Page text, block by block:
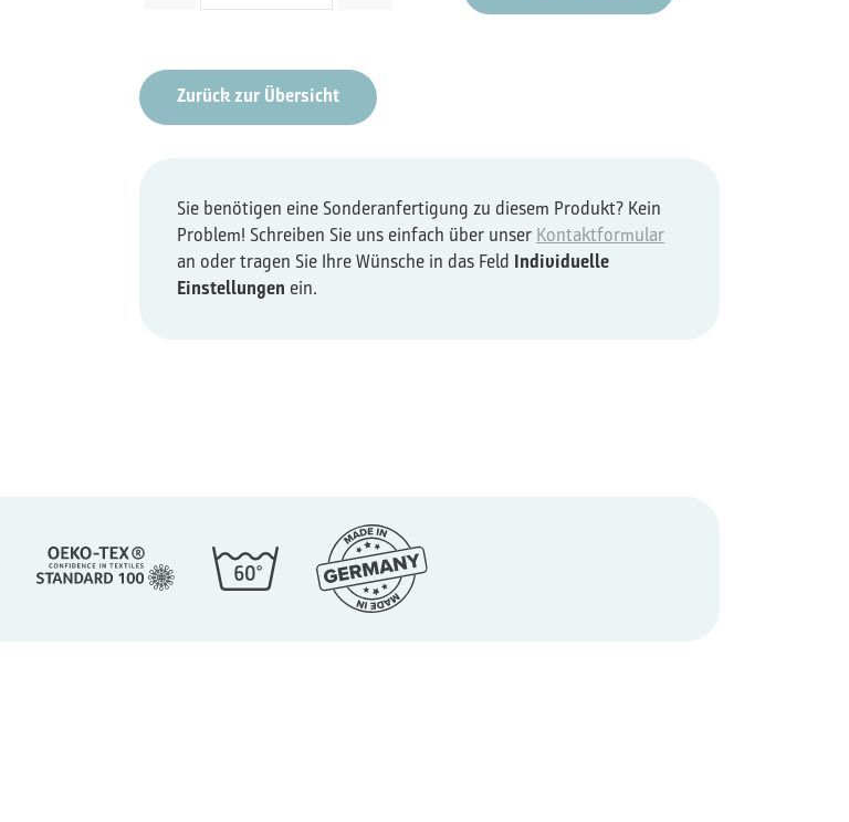
Zurück zur Übersicht
Sie benötigen eine Sonderanfertigung zu diesem Produkt? Kein
Problem! Schreiben Sie uns einfach über unser Kontaktformular
an oder tragen Sie Ihre Wünsche in das Feld Individuelle
Einstellungen ein.